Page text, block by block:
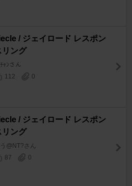
/ ジェイロード レスポン
リング
ｬﾝさん
112
0
/ ジェイロード レスポン
リング
@NT?さん
87
0